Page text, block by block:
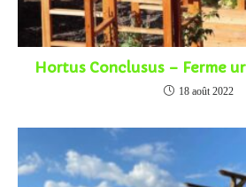
Hortus Conclusus – Ferme
18 août 2022